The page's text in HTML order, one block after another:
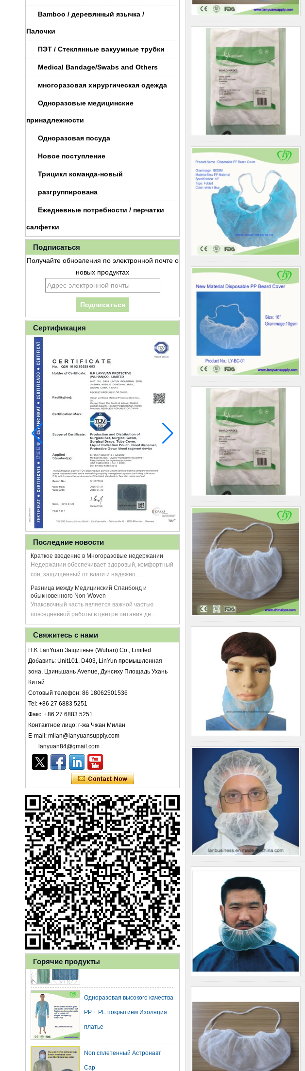
Bamboo / деревянный язычка /
Палочки
ПЭТ / Стеклянные вакуумные трубки
Medical Bandage/Swabs and Others
многоразовая хирургическая одежда
Одноразовые медицинские
принадлежности
Одноразовая посуда
Новое поступление
Трицикл команда-новый
разгруппирована
Ежедневные потребности / перчатки
салфетки
Подписаться
Получайте обновления по электронной почте о
новых продуктах
Сертификация
Последние новости
Краткое введение в Многоразовые недержании
Недержании обеспечивает здоровый, комфортный
сон, защищенный от влаги и надежно. ...
Разница между Медицинский Спанбонд и
обыкновенного Non-Woven
Упаковочный часть является важной частью
повседневной работы в центре питания де...
Свяжитесь с нами
H.K LanYuan Защитные (Wuhan) Co., Limited
Добавить: Unit101, D403, LinYun промышленная
зона, Цзиньшань Avenue, Дунсиху Площадь Ухань
Китай
Сотовый телефон: 86 18062501536
Tel: +86 27 6883 5251
Факс: +86 27 6883 5251
Контактное лицо: г-жа Чжан Милан
E-mail: milan@lanyuansupply.com
lanyuan84@gmail.com
Горячие продукты
Ly 3-слойная одноразовая
маска для лица с ушной петлей
для здравоохранения
PP + PE покрытием Изоляция
платье
Cap